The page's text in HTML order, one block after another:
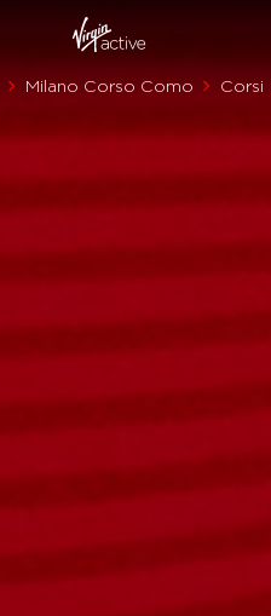
Milano Corso Como
Corsi